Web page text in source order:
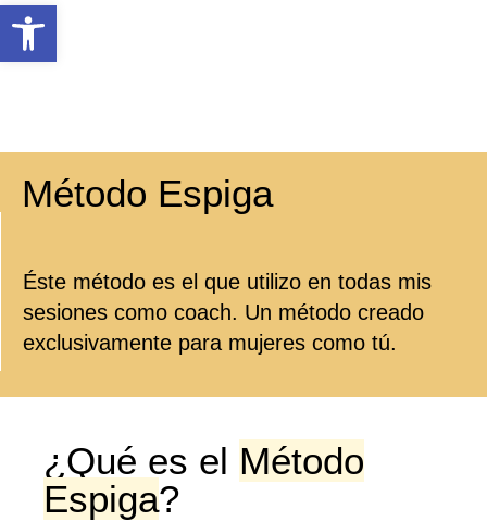
Método Espiga
Éste método es el que utilizo en todas mis
sesiones como coach. Un método creado
exclusivamente para mujeres como tú.
¿Qué es el Método
Espiga?
Abrir barra de herramientas